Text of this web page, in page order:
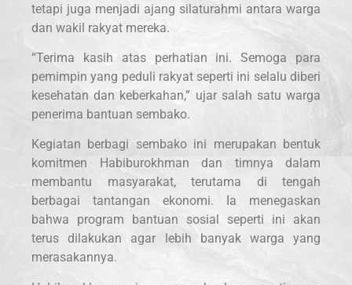
tetapi juga menjadi ajang silaturahmi antara warga
dan wakil rakyat mereka.
“Terima kasih atas perhatian ini. Semoga para
pemimpin yang peduli rakyat seperti ini selalu diberi
kesehatan dan keberkahan,” ujar salah satu warga
penerima bantuan sembako.
Kegiatan berbagi sembako ini merupakan bentuk
komitmen Habiburokhman dan timnya dalam
membantu masyarakat, terutama di tengah
berbagai tantangan ekonomi. Ia menegaskan
bahwa program bantuan sosial seperti ini akan
terus dilakukan agar lebih banyak warga yang
merasakannya.